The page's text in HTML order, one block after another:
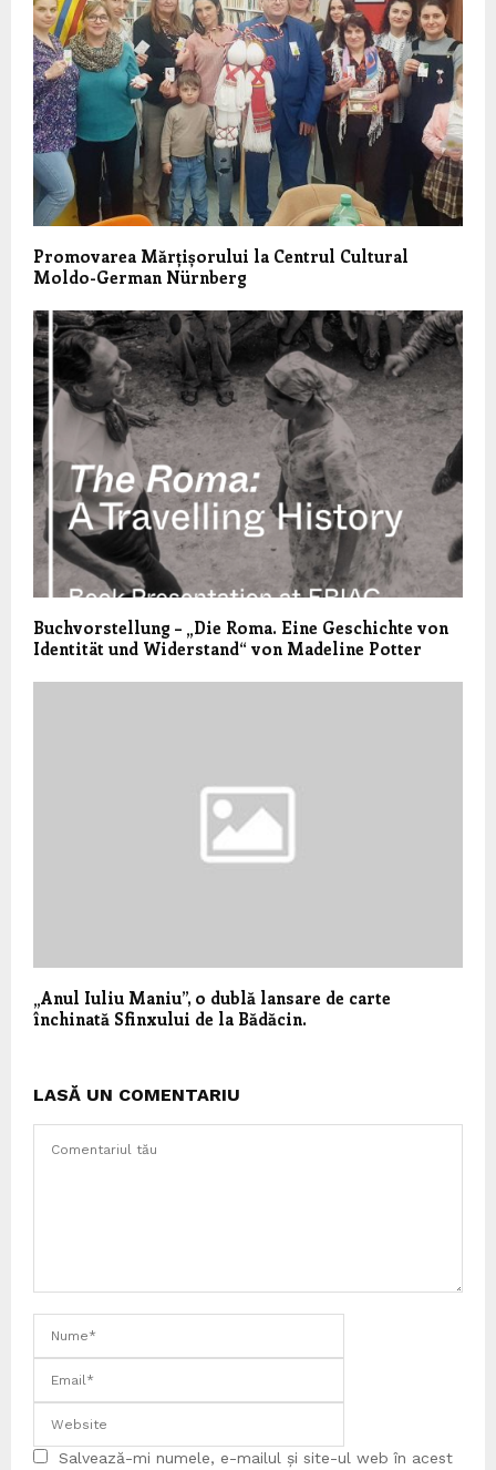
Promovarea Mărțișorului la Centrul Cultural
Moldo-German Nürnberg
Buchvorstellung – „Die Roma. Eine Geschichte von
Identität und Widerstand“ von Madeline Potter
„Anul Iuliu Maniu”, o dublă lansare de carte
închinată Sfinxului de la Bădăcin.
LASĂ UN COMENTARIU
Salvează-mi numele, e-mailul și site-ul web în acest